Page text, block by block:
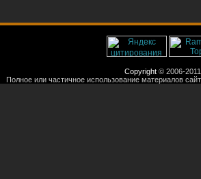
Copyright © 2006-
Полное или частичное использование материалов